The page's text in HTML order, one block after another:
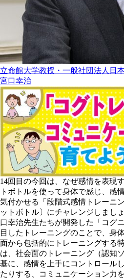
立命館大学教授・一般社団法人日
宮口幸治
14回目の今回は、なぜ感情を表現
トボトルを使って身体で感じ、感
気付かせる「段階式感情トレーニ
ットボトル〕にチャレンジしまし
口幸治先生たちが開発した「コグ
目したトレーニングのことで、身
面から包括的にトレーニングする
は、社会面のトレーニング（認知
基に、感情を上手にコントロール
たりする、コミュニケーション力